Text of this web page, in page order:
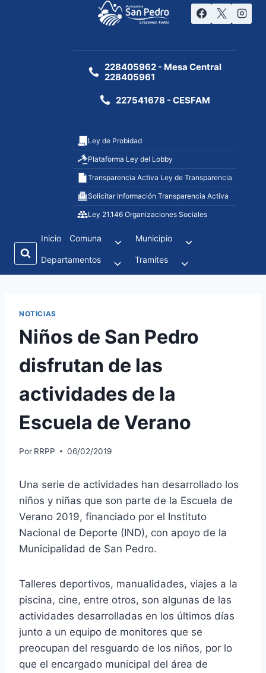
228405962 - Mesa Central
228405961
227541678 - CESFAM
Ley de Probidad
Plataforma Ley del Lobby
Transparencia Activa Ley de Transparencia
Solicitar Información Transparencia Activa
Ley 21.146 Organizaciones Sociales
Inicio Comuna Municipio
Departamentos Tramites
NOTICIAS
Niños de San Pedro
disfrutan de las
actividades de la
Escuela de Verano
Por RRPP 06/02/2019
Una serie de actividades han desarrollado los
niños y niñas que son parte de la Escuela de
Verano 2019, financiado por el Instituto
Nacional de Deporte (IND), con apoyo de la
Municipalidad de San Pedro.
Talleres deportivos, manualidades, viajes a la
piscina, cine, entre otros, son algunas de las
actividades desarrolladas en los últimos días
junto a un equipo de monitores que se
preocupan del resguardo de los niños, por lo
que el encargado municipal del área de